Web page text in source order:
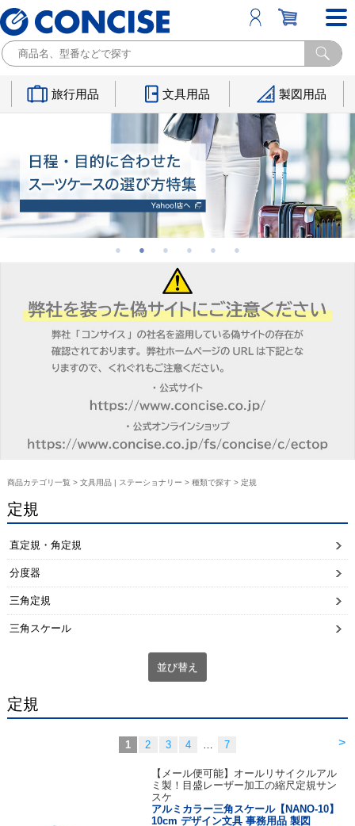
旅行用品 文具用品 製図用品
商品カテゴリ一覧 > 文具用品 | ステーショナリー > 種類で探す> 定規
定規
直定規・角定規
分度器
三角定規
三角スケール
並び替え
定規
>
1 2 3 4 … 7
【メール便可能】オールリサイクルアル
ミ製！目盛レーザー加工の縮尺定規サン
スケ
アルミカラー三角スケール【NANO-10】
10cm デザイン文具 事務用品 製図